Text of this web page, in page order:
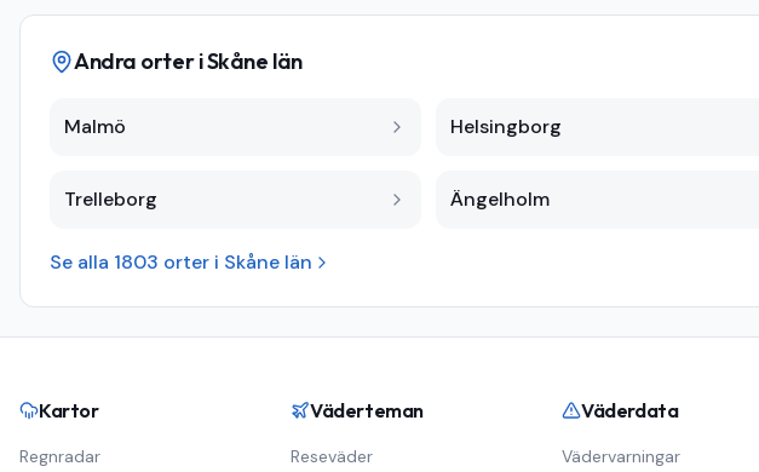
Andra orter iSkåne län
Malmö Helsingborg
Trelleborg Ängelholm
Se alla 1803 orter i Skåne län
Kartor
Regnradar
Väderteman
Reseväder
Väderdata
Vädervarningar